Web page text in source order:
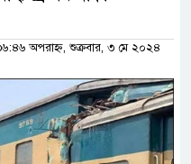
অপরাহ্ন, শুক্রবার, ৩ মে ২০২৪